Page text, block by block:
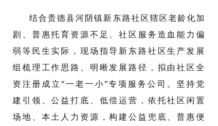
结合贵德县河阴镇新东路社区辖区老龄化加
剧、普惠托育资源不足、社区服务造血能力偏
弱等民生实际，现场指导新东路社区生产发展
组梳理工作思路、明晰发展路径，拟由社区全
资注册成立“一老一小”专项服务公司。坚持党
建引领、公益打底、低偿运营，依托社区闲置
场地、本土人力资源，构建公益兜底、普惠便